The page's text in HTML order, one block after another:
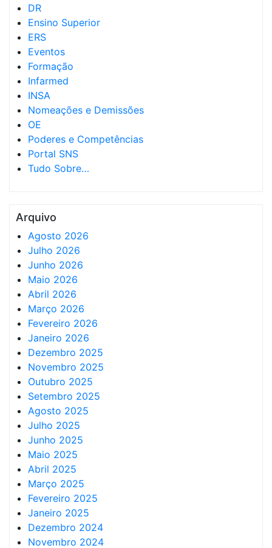
DR
Ensino Superior
ERS
Eventos
Formação
Infarmed
INSA
Nomeações e Demissões
OE
Poderes e Competências
Portal SNS
Tudo Sobre…
Arquivo
Agosto 2026
Julho 2026
Junho 2026
Maio 2026
Abril 2026
Março 2026
Fevereiro 2026
Janeiro 2026
Dezembro 2025
Novembro 2025
Outubro 2025
Setembro 2025
Agosto 2025
Julho 2025
Junho 2025
Maio 2025
Abril 2025
Março 2025
Fevereiro 2025
Janeiro 2025
Dezembro 2024
Novembro 2024